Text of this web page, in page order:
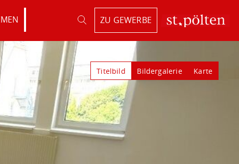
ZU GEWERBE
Titelbild Bildergalerie Karte